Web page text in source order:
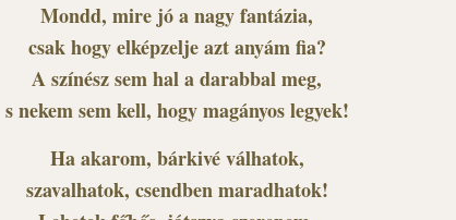
Mondd, mire jó a nagy fantázia,
csak hogy elképzelje azt anyám fia?
A színész sem hal a darabbal meg,
s nekem sem kell, hogy magányos legyek!
Ha akarom, bárkivé válhatok,
szavalhatok, csendben maradhatok!